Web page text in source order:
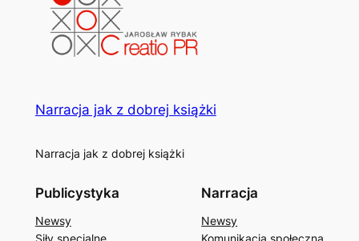
Narracja jak z dobrej książki
Narracja jak z dobrej książki
Publicystyka
Newsy
Siły specjalne
Narracja
Newsy
Komunikacja społeczna